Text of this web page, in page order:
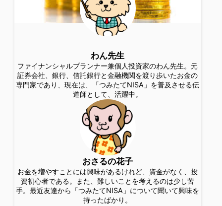
わん先生
ファイナンシャルプランナー兼個人投資家のわん先生。元
証券会社、銀行、信託銀行と金融機関を渡り歩いたお金の
専門家であり、現在は、「つみたてNISA」を普及させる伝
道師として、活躍中。
おさるの花子
お金を増やすことには興味があるけれど、資金がなく、投
資初心者である。また、難しいことを考えるのは少し苦
手。最近友達から「つみたてNISA」について聞いて興味を
持ったばかり。